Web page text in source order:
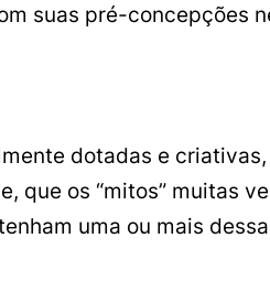
suas pré-concepções
dotadas e
que os “mitos” muitas
uma ou mais